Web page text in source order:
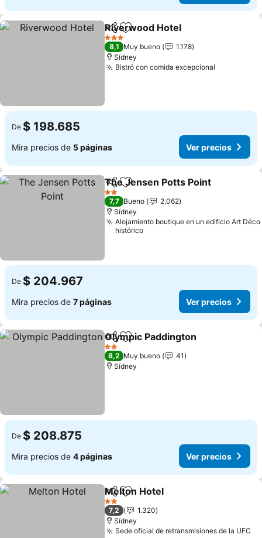
CompartirAgregar a favoritos
Riverwood Hotel
3 Estrellas
8,1 Muy bueno
1.178
Sídney
Bistró con comida excepcional
De $ 198.685
Mira precios de 5 páginas Ver precios
Compartir
Agregar a favoritos
The Jensen Potts Point
2 Estrellas
7,7 Bueno
2.062
Sídney
Alojamiento boutique en un edificio Art Déco
histórico
De $ 204.967
Mira precios de 7 páginas Ver precios
CompartirAgregar a favoritos
Olympic Paddington
2 Estrellas
8,2 Muy bueno
41
Sídney
De $ 208.875
Mira precios de 4 páginas Ver precios
CompartirAgregar a favoritos
Melton Hotel
2 Estrellas
7,2
1.320
Sídney
Sede oficial de retransmisiones de la UFC